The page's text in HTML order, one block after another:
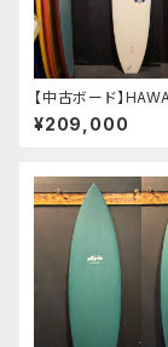
【中古ボード】
DESIGNS
ドナルドタカヤマ
¥209,000